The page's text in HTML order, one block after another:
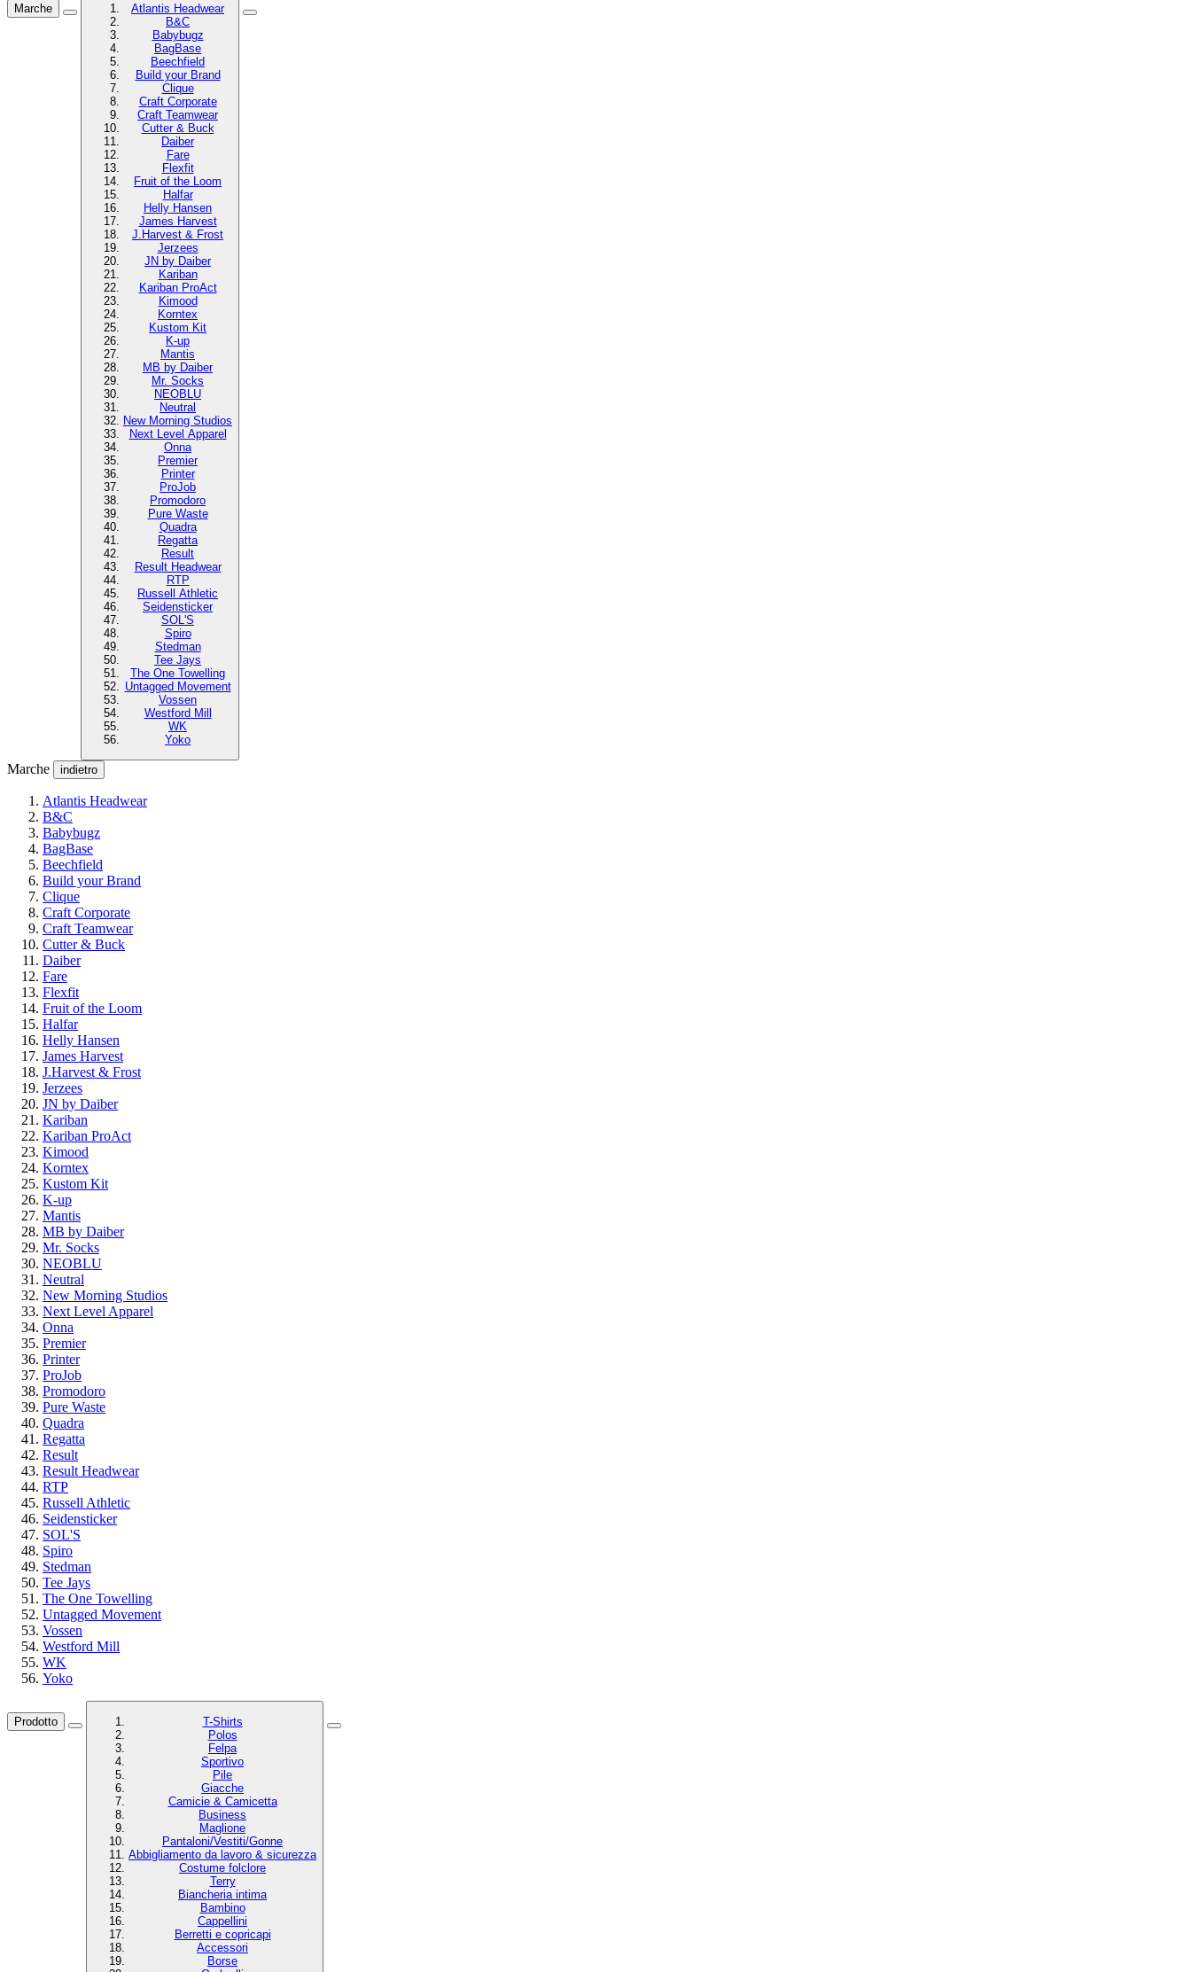
Marche
Atlantis Headwear
B&C
Babybugz
BagBase
Beechfield
Build your Brand
Clique
Craft Corporate
Craft Teamwear
Cutter & Buck
Daiber
Fare
Flexfit
Fruit of the Loom
Halfar
Helly Hansen
James Harvest
J.Harvest & Frost
Jerzees
JN by Daiber
Kariban
Kariban ProAct
Kimood
Korntex
Kustom Kit
K-up
Mantis
MB by Daiber
Mr. Socks
NEOBLU
Neutral
New Morning Studios
Next Level Apparel
Onna
Premier
Printer
ProJob
Promodoro
Pure Waste
Quadra
Regatta
Result
Result Headwear
RTP
Russell Athletic
Seidensticker
SOL'S
Spiro
Stedman
Tee Jays
The One Towelling
Untagged Movement
Vossen
Westford Mill
WK
Yoko
Marche indietro
Atlantis Headwear
B&C
Babybugz
BagBase
Beechfield
Build your Brand
Clique
Craft Corporate
Craft Teamwear
Cutter & Buck
Daiber
Fare
Flexfit
Fruit of the Loom
Halfar
Helly Hansen
James Harvest
J.Harvest & Frost
Jerzees
JN by Daiber
Kariban
Kariban ProAct
Kimood
Korntex
Kustom Kit
K-up
Mantis
MB by Daiber
Mr. Socks
NEOBLU
Neutral
New Morning Studios
Next Level Apparel
Onna
Premier
Printer
ProJob
Promodoro
Pure Waste
Quadra
Regatta
Result
Result Headwear
RTP
Russell Athletic
Seidensticker
SOL'S
Spiro
Stedman
Tee Jays
The One Towelling
Untagged Movement
Vossen
Westford Mill
WK
Yoko
Prodotto
T-Shirts
Polos
Felpa
Sportivo
Pile
Giacche
Camicie & Camicetta
Business
Maglione
Pantaloni/Vestiti/Gonne
Abbigliamento da lavoro & sicurezza
Costume folclore
Terry
Biancheria intima
Bambino
Cappellini
Berretti e copricapi
Accessori
Borse